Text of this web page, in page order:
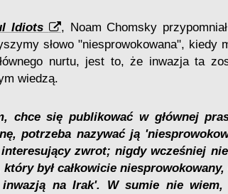
Idiots
, Noam Chomsky
słowo "niesprowokowana", kiedy
nurtu, jest to, że inwazja ta
wiedzą.
chce się publikować w głównej
potrzeba nazywać ją
zwrot; nigdy wcześniej nie
był całkowicie
inwazją na Irak'. W sumie nie wiem,